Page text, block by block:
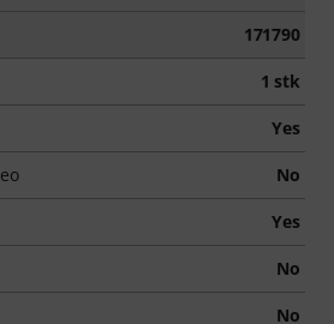
171790
1 stk
Yes
No
Yes
No
No